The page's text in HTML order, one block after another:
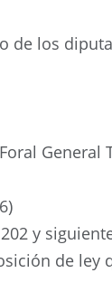
de los
General
y
de ley